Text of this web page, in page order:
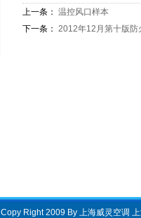
上一条：温控风口样本
下一条：2012年12月第十版防
Copy Right 2009 By 上海威灵空调